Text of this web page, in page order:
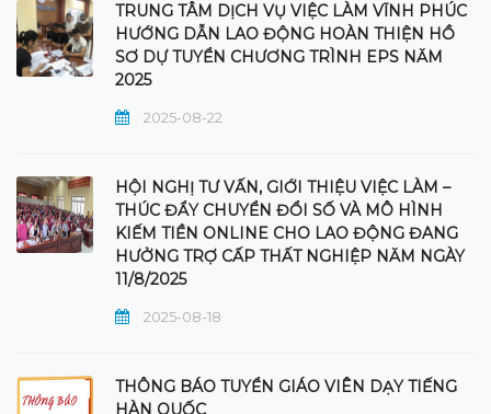
TRUNG TÂM DỊCH VỤ VIỆC LÀM VĨNH PHÚC
HƯỚNG DẪN LAO ĐỘNG HOÀN THIỆN HỒ
SƠ DỰ TUYỂN CHƯƠNG TRÌNH EPS NĂM
2025
2025-08-22
HỘI NGHỊ TƯ VẤN, GIỚI THIỆU VIỆC LÀM –
THÚC ĐẨY CHUYỂN ĐỔI SỐ VÀ MÔ HÌNH
KIẾM TIỀN ONLINE CHO LAO ĐỘNG ĐANG
HƯỞNG TRỢ CẤP THẤT NGHIỆP NĂM NGÀY
11/8/2025
2025-08-18
THÔNG BÁO TUYỂN GIÁO VIÊN DẠY TIẾNG
HÀN QUỐC